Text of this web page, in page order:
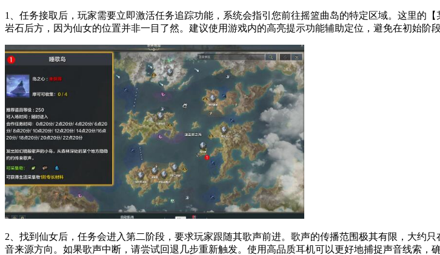
1、任务接取后，玩家需要立即激活任务追踪功能，系统会指引您前往摇篮曲岛的特定区域。这里的
岩石后方，因为仙女的位置并非一目了然。建议使用游戏内的高亮提示功能辅助定位，避免在初始阶段
2、找到仙女后，任务会进入第二阶段，要求玩家跟随其歌声前进。歌声的传播范围极其有限，大约
音来源方向。如果歌声中断，请尝试回退几步重新触发。使用高品质耳机可以更好地捕捉声音线索，